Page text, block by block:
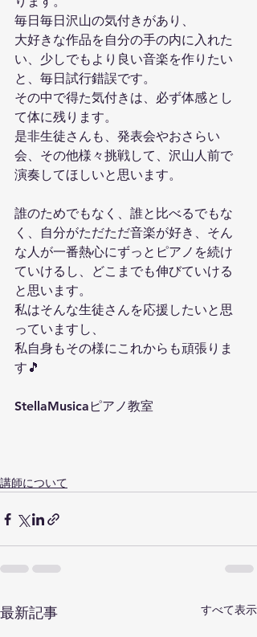
毎日毎日沢山の気付きがあり、
大好きな作品を自分の手の内に入れた
い、少しでもより良い音楽を作りたい
と、毎日試行錯誤です。
その中で得た気付きは、必ず体感とし
て体に残ります。
是非生徒さんも、発表会やおさらい
会、その他様々挑戦して、沢山人前で
演奏してほしいと思います。
誰のためでもなく、誰と比べるでもな
く、自分がただただ音楽が好き、そん
な人が一番熱心にずっとピアノを続け
ていけるし、どこまでも伸びていける
と思います。
私はそんな生徒さんを応援したいと思
っていますし、
私自身もその様にこれからも頑張りま
す🎵
StellaMusicaピアノ教室
講師について
最新記事 すべて表示